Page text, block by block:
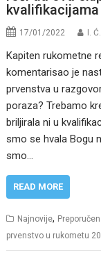
kvalifikacijama
17/01/2022 I. Ć.
Kapiten rukometne
komentarisao je
prvenstva u
poraza? Trebamo
briljirala ni u
smo se hvala Bogu
smo…
READ MORE
Najnovije,
prvenstvo u rukometu